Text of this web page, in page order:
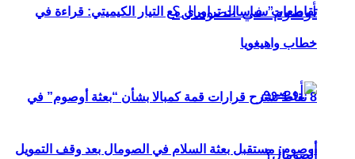
8 نقاط تشرح قرارات قمة كمبالا بشأن “بعثة أوصوم” في
الصومال؟
تقاطعات سياسات تراوري مع التيار الكيميتي: قراءة في
خطاب واهيغويا
أوصوم: مستقبل بعثة السلام في الصومال بعد وقف التمويل